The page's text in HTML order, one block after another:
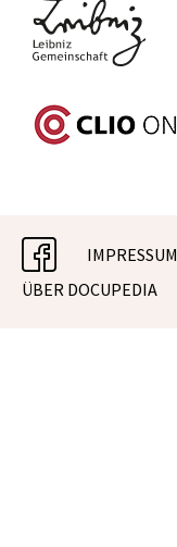
facebookIMPRESSUM
ÜBER DOCUPEDIA